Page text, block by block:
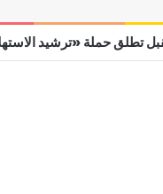
تطلق حملة «ترشيد